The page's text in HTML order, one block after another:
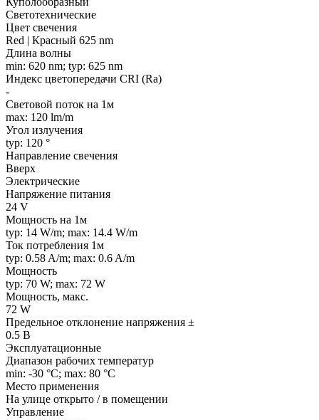
Светотехнические
Цвет свечения
Red | Красный 625 nm
Длина волны
min: 620 nm; typ: 625 nm
Индекс цветопередачи CRI (Ra)
-
Световой поток на 1м
max: 120 lm/m
Угол излучения
typ: 120 °
Направление свечения
Вверх
Электрические
Напряжение питания
24 V
Мощность на 1м
typ: 14 W/m; max: 14.4 W/m
Ток потребления 1м
typ: 0.58 A/m; max: 0.6 A/m
Мощность
typ: 70 W; max: 72 W
Мощность, макс.
72 W
Предельное отклонение напряжения ±
0.5 В
Эксплуатационные
Диапазон рабочих температур
min: -30 °C; max: 80 °C
Место применения
На улице открыто / в помещении
Управление